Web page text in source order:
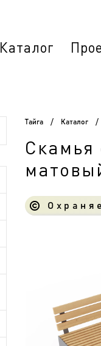
Каталог
Тайга / Каталог /
Скамья